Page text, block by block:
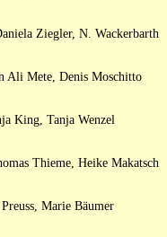
Ziegler, N. Wackerbarth
Ali Mete, Denis Moschitto
King, Tanja Wenzel
Thieme, Heike Makatsch
Marie Bäumer